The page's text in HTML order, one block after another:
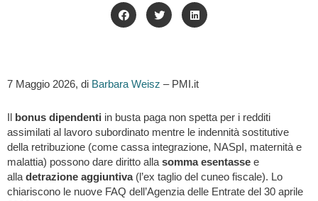
7 Maggio 2026, di Barbara Weisz – PMI.it
bonus dipendenti in busta paga non spetta per i redditi
assimilati al lavoro subordinato mentre le indennità sostitutive
della retribuzione (come cassa integrazione, NASpI, maternità e
malattia) possono dare diritto alla somma esentasse e
alla detrazione aggiuntiva(l’ex taglio del cuneo fiscale). Lo
chiariscono le nuove FAQ dell’Agenzia delle Entrate del 30 aprile